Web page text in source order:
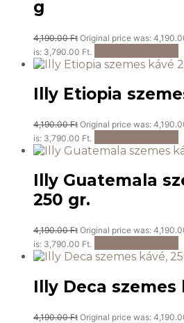
g
4,190.00Ft Original price was:
is: 3,790.00 Ft.
Illy Etiopia
4,190.00Ft Original price was:
is: 3,790.00 Ft.
Illy Guatemala
250 gr.
4,190.00Ft Original price was:
is: 3,790.00 Ft.
Illy Deca szemes
4,190.00Ft Original price was: